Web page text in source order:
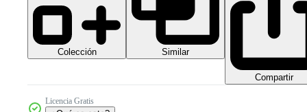
Colección Similar
Compartir
Licencia Gratis